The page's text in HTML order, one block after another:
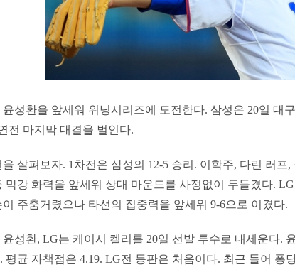
윤성환을 앞세워 위닝시리즈에 도전한다. 삼성은 20일 대
전 마지막 대결을 벌인다.
을 살펴보자. 1차전은 삼성의 12-5 승리. 이학주, 다린 러프
막강 화력을 앞세워 상대 마운드를 사정없이 두들겼다.
이 주춤거렸으나 타선의 집중력을 앞세워 9-6으로 이겼다.
윤성환, LG는 케이시 켈리를 20일 선발 투수로 내세운다.
평균 자책점은 4.19. LG전 등판은 처음이다. 최근 들어 퐁